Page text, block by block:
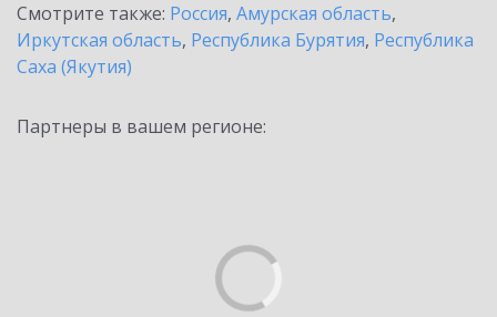
Смотрите также: Россия, Амурская область,
Иркутская область, Республика Бурятия, Республика
Саха (Якутия)
Партнеры в вашем регионе: